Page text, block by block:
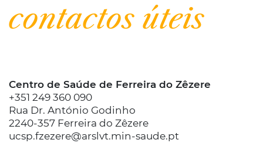
contactos úteis
Centro de Saúde de Ferreira do Zêzere
+351 249 360 090
Rua Dr. António Godinho
2240-357 Ferreira do Zêzere
ucsp.fzezere@arslvt.min-saude.pt